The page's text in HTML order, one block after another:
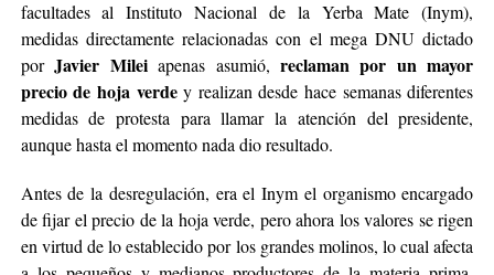
facultades al Instituto Nacional de la Yerba Mate (Inym),
medidas directamente relacionadas con el mega DNU dictado
porJavier Mileiapenas asumió, reclaman por un mayor
precio de hoja verdey realizan desde hace semanas diferentes
medidas de protesta para llamar la atención del presidente,
aunque hasta el momento nada dio resultado.
Antes de la desregulación, era el Inym el organismo encargado
de fijar el precio de la hoja verde, pero ahora los valores se rigen
en virtud de lo establecido por los grandes molinos, lo cual afecta